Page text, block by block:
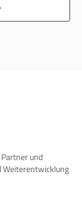
und
Weiterentwicklung